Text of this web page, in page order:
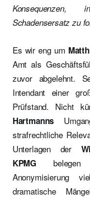
Konsequenzen,
Schadensersatz zu
Es wir eng um
Amt als
zuvor abgelehnt.
Intendant einer
Prüfstand. Nicht
Hartmanns
strafrechtliche
Unterlagen der
KPMG belegen
Anonymisierung
dramatische